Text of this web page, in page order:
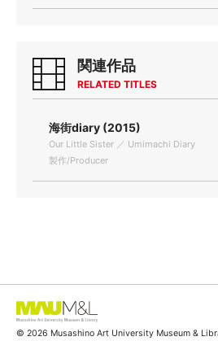
関連作品
RELATED TITLES
海街diary (2015)
Our Little Sister ／ Umimachi Diary
製作/Producer
© 2026 Musashino Art University Museum &